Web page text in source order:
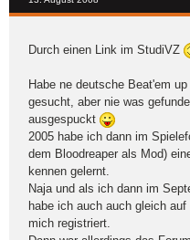
Durch einen Link im StudiVZ
Habe ne deutsche Beat'em
gesucht, aber nie was
ausgespuckt
2005 habe ich dann im
dem Bloodreaper als Mod)
kennen gelernt.
Naja und als ich dann im
habe ich auch auch gleich
mich registriert.